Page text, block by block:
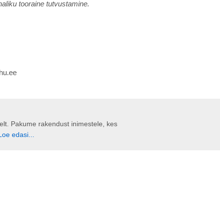
tooraine tutvustamine.
Pakume rakendust inimestele, kes
edasi...